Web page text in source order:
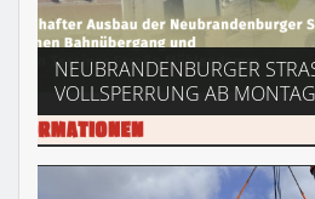
NEUBRANDENBURGER
OLLSPERRUNG AB MONTAG